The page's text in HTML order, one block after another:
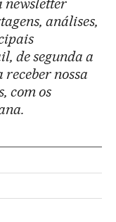
newsletter
análises,
de segunda a
nossa
com os